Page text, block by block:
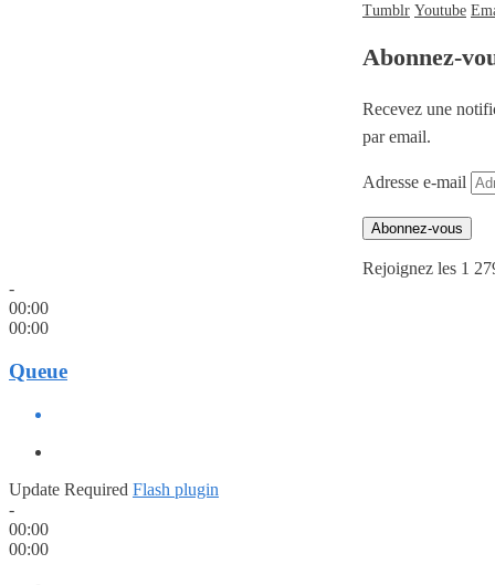
Tumblr Youtube
Abonnez-
Recevez une
par email.
Adresse e-mail
Abonnez-vous
Rejoignez les 1
-
00:00
00:00
Queue
Update Required Flash plugin
-
00:00
00:00